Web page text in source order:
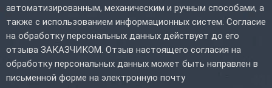
автоматизированным, механическим и ручным способами, а
также с использованием информационных систем. Согласие
на обработку персональных данных действует до его
отзыва ЗАКАЗЧИКОМ. Отзыв настоящего согласия на
обработку персональных данных может быть направлен в
письменной форме на электронную почту